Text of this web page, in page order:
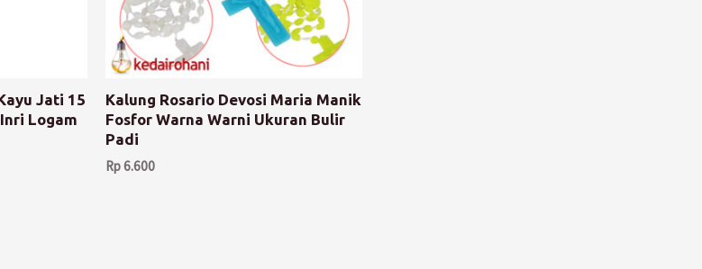
Jati 15
Logam
Kalung Rosario Devosi Maria Manik
Fosfor Warna Warni Ukuran Bulir
Padi
Rp6.600